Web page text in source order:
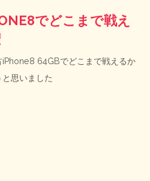
でどこまで戦え
iPhone8 64GBでどこまで戦えるか
思いました